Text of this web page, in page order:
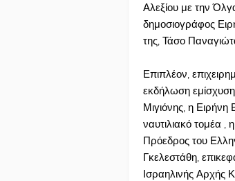
Αλεξίου με την
δημοσιογράφος
της, Τάσο
Επιπλέον,
εκδήλωση
Μιγιόνης, η
ναυτιλιακό τομέα
Πρόεδρος του
Γκελεστάθη,
Ισραηλινής Αρχής